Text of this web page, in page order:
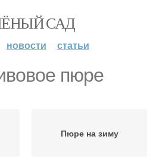
САД
новости статьи
пюре
Пюре на зиму